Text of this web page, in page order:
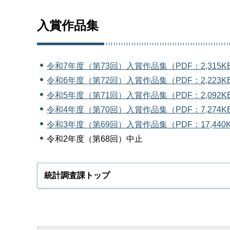
入賞作品集
令和7年度（第73回）入賞作品集（PDF：2,315KB
令和6年度（第72回）入賞作品集（PDF：2,223KB
令和5年度（第71回）入賞作品集（PDF：2,092KB
令和4年度（第70回）入賞作品集（PDF：7,274KB
令和3年度（第69回）入賞作品集（PDF：
令和2年度（第68回）中止
統計調査課トップ